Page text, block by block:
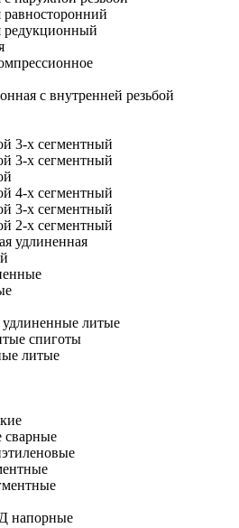
редукционный
с внутренней резьбой
3-х сегментный
3-х сегментный
4-х сегментный
3-х сегментный
2-х сегментный
удлиненная
литые
спиготы
литые
напорные